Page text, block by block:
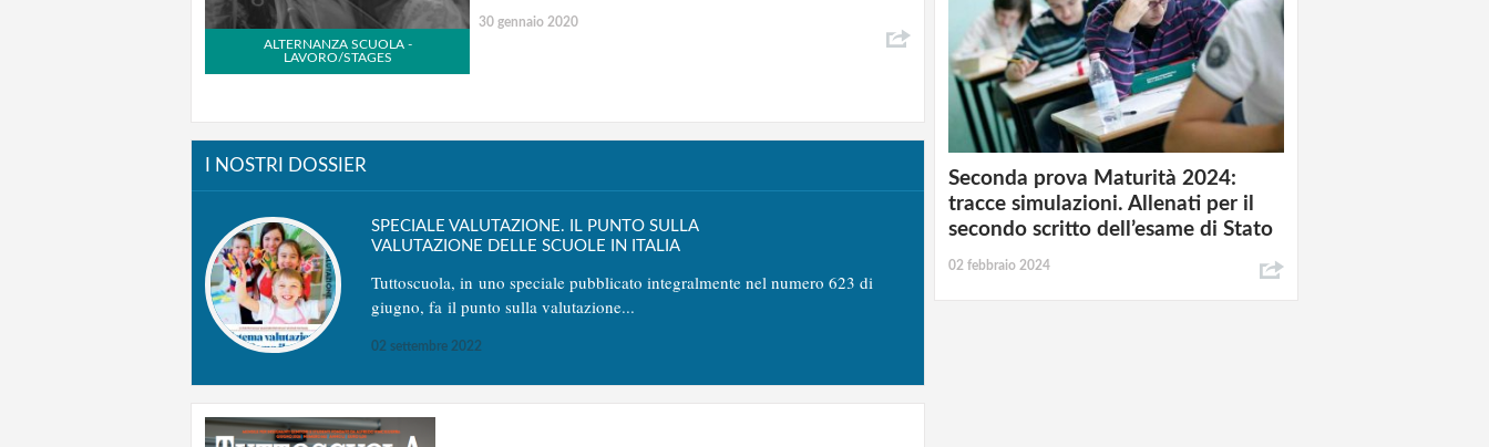
ALTERNANZA SCUOLA -
LAVORO/STAGES
30 gennaio 2020
I NOSTRI DOSSIER
SPECIALE VALUTAZIONE. IL PUNTO SULLA
VALUTAZIONE DELLE SCUOLE IN ITALIA
Tuttoscuola, in uno speciale pubblicato integralmente nel numero 623 di
giugno, fa il punto sulla valutazione...
02 settembre 2022
Seconda prova Maturità 2024:
tracce simulazioni. Allenati per il
secondo scritto dell’esame di Stato
02 febbraio 2024